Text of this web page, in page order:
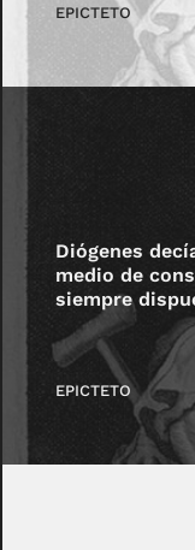
EPICTETO
Diógenes
medio de
siempre
EPICTETO